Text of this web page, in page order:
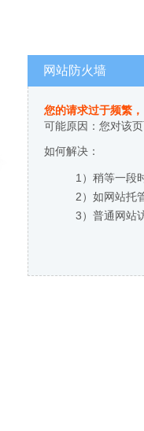
网站防火墙
您的请求过于频繁
可能原因：您对该
如何解决：
1）稍等一段
2）如网站托
3）普通网站